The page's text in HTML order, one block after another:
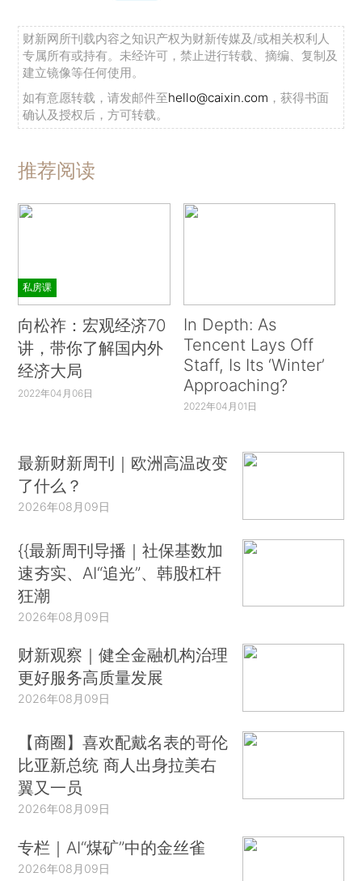
财新网所刊载内容之知识产权为财新传媒及/或相关权利人
专属所有或持有。未经许可，禁止进行转载、摘编、复制及
建立镜像等任何使用。
如有意愿转载，请发邮件至hello@caixin.com ，获得书面
确认及授权后，方可转载。
推荐阅读
私房课
向松祚：宏观经济70
讲，带你了解国内外
经济大局
2022年04月06日
In Depth: As
Tencent Lays Off
Staff, Is Its ‘Winter’
Approaching?
2022年04月01日
最新财新周刊｜欧洲高温改变
了什么？
2026年08月09日
{{最新周刊导播｜社保基数加
速夯实、AI“追光”、韩股杠杆
狂潮
2026年08月09日
财新观察｜健全金融机构治理
更好服务高质量发展
2026年08月09日
【商圈】喜欢配戴名表的哥伦
比亚新总统 商人出身拉美右
翼又一员
2026年08月09日
专栏｜AI“煤矿”中的金丝雀
2026年08月09日